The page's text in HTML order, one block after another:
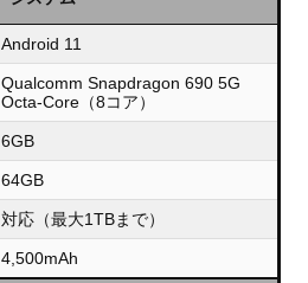
Android 11
Qualcomm Snapdragon 690 5G
Octa-Core（8コア）
6GB
64GB
対応（最大1TBまで）
4,500mAh